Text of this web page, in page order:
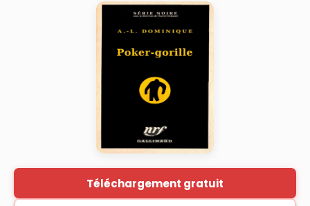
Téléchargement gratuit